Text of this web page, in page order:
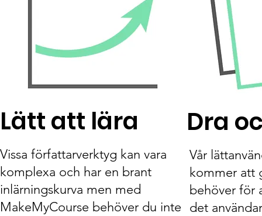
Lätt att lära
Vissa författarverktyg kan vara
komplexa och har en brant
inlärningskurva men med
MakeMyCourse behöver du inte
Dra
Vår
kommer att
behöver för
det